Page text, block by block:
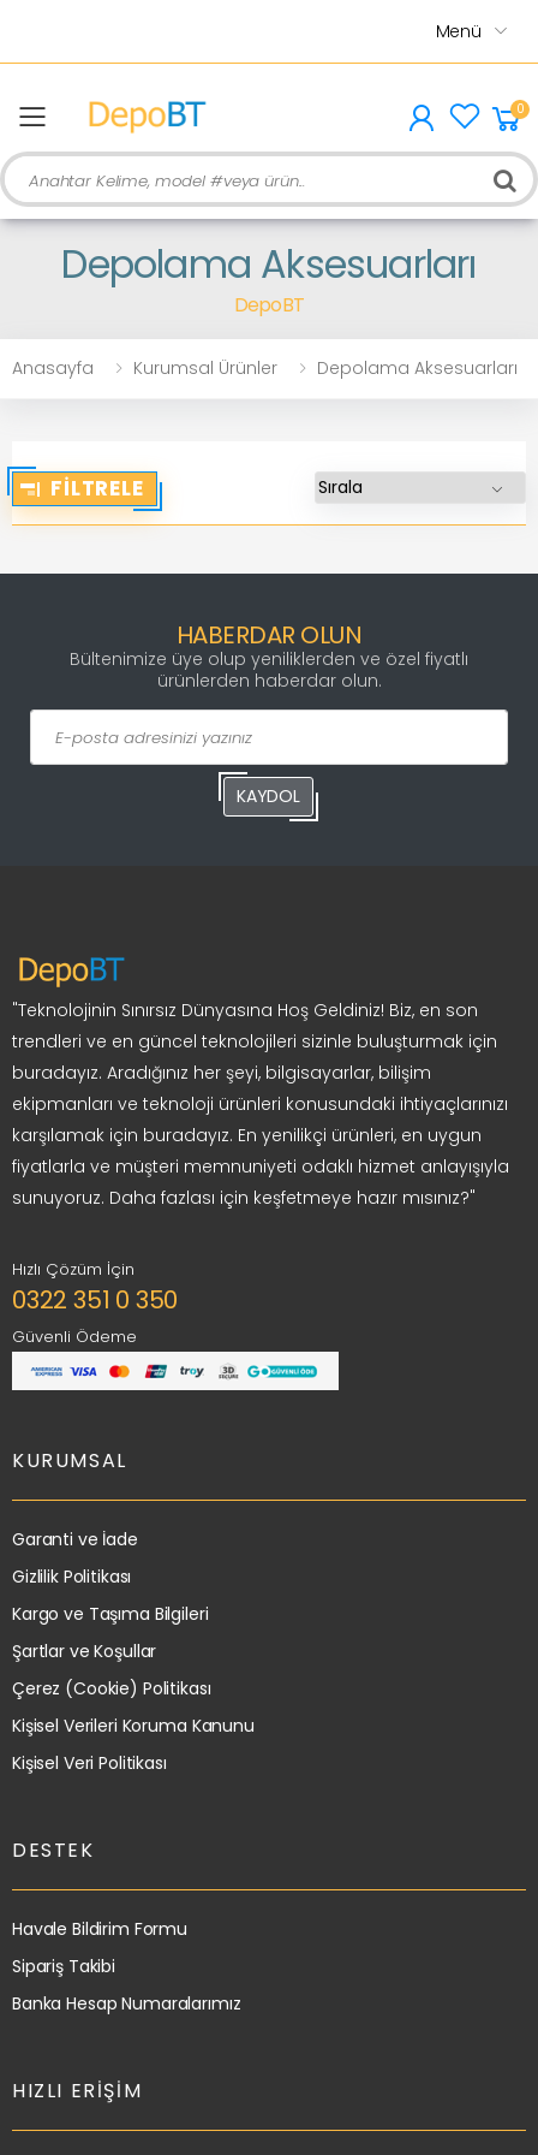
Menü
menu 0
Ara
Depolama Aksesuarları
DepoBT
Anasayfa Kurumsal Ürünler Depolama Aksesuarları
FILTRELE
HABERDAR OLUN
Bültenimize üye olup yeniliklerden ve özel fiyatlı
ürünlerden haberdar olun.
KAYDOL
"Teknolojinin Sınırsız Dünyasına Hoş Geldiniz! Biz, en son
trendleri ve en güncel teknolojileri sizinle buluşturmak için
buradayız. Aradığınız her şeyi, bilgisayarlar, bilişim
ekipmanları ve teknoloji ürünleri konusundaki ihtiyaçlarınızı
karşılamak için buradayız. En yenilikçi ürünleri, en uygun
fiyatlarla ve müşteri memnuniyeti odaklı hizmet anlayışıyla
sunuyoruz. Daha fazlası için keşfetmeye hazır mısınız?"
Hızlı Çözüm İçin
0322 351 0 350
Güvenli Ödeme
KURUMSAL
Garanti ve İade
Gizlilik Politikası
Kargo ve Taşıma Bilgileri
Şartlar ve Koşullar
Çerez (Cookie) Politikası
Kişisel Verileri Koruma Kanunu
Kişisel Veri Politikası
DESTEK
Havale Bildirim Formu
Sipariş Takibi
Banka Hesap Numaralarımız
HIZLI ERIŞIM